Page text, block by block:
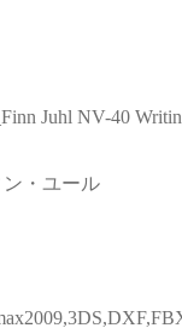
Juhl NV-40
・ユール